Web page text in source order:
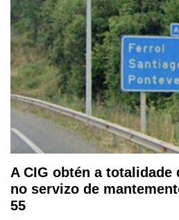
A CIG obtén a totalidade
no servizo de
55